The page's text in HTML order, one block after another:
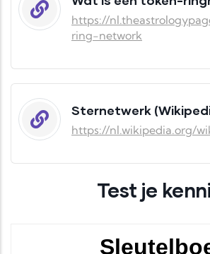
https://
ring-network
Sternetwerk
https://nl.wikipedia.org/
Test je